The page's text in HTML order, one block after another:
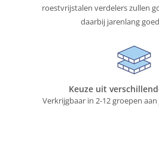
roestvrijstalen verdelers zullen
daarbij jarenlang
Keuze uit
Verkrijgbaar in 2-12 groepen